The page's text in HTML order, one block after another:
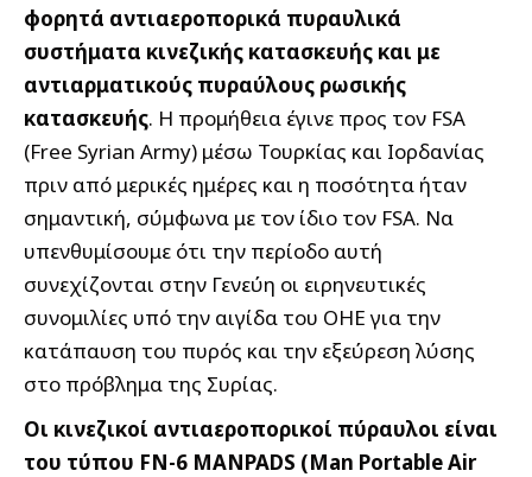
φορητά αντιαεροπορικά πυραυλικά
συστήματα κινεζικής κατασκευής και με
αντιαρματικούς πυραύλους ρωσικής
κατασκευής. Η προμήθεια έγινε προς τον FSA
(Free Syrian Army) μέσω Τουρκίας και Ιορδανίας
πριν από μερικές ημέρες και η ποσότητα ήταν
σημαντική, σύμφωνα με τον ίδιο τον FSA. Να
υπενθυμίσουμε ότι την περίοδο αυτή
συνεχίζονται στην Γενεύη οι ειρηνευτικές
συνομιλίες υπό την αιγίδα του ΟΗΕ για την
κατάπαυση του πυρός και την εξεύρεση λύσης
στο πρόβλημα της Συρίας.
Οι κινεζικοί αντιαεροπορικοί πύραυλοι είναι
του τύπου FN-6 MANPADS (Man Portable Air